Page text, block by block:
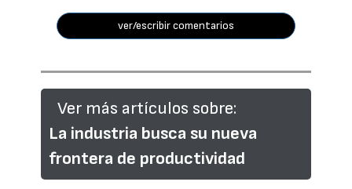
ver/escribir comentarios
Ver más artículos sobre:
La industria busca su nueva
frontera de productividad